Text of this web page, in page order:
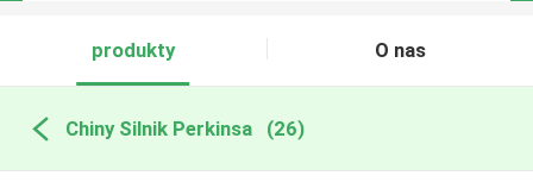
produkty O nas
Chiny Silnik Perkinsa (26)